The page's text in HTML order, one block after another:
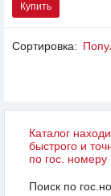
Купить
Сортировка:
Каталог
быстрого и
по гос.
Поиск по